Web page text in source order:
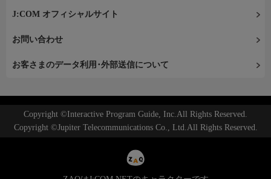
J:COM オフィシャルサイト
お問い合わせ
お客さまのデータ利用･外部送信について
Copyright ©Interactive Program Guide, Inc.All Rights Reserved.
Copyright ©Jupiter Telecommunications Co., Ltd.All Rights Reserved.